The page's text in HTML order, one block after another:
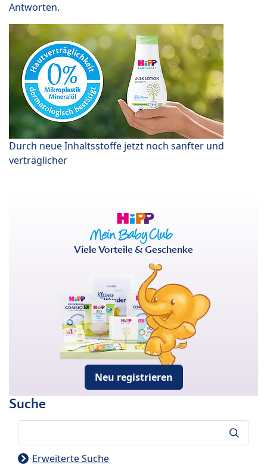
Antworten.
Durch neue Inhaltsstoffe jetzt noch sanfter und
verträglicher
Viele Vorteile & Geschenke
Neu registrieren
Suche
Erweiterte Suche